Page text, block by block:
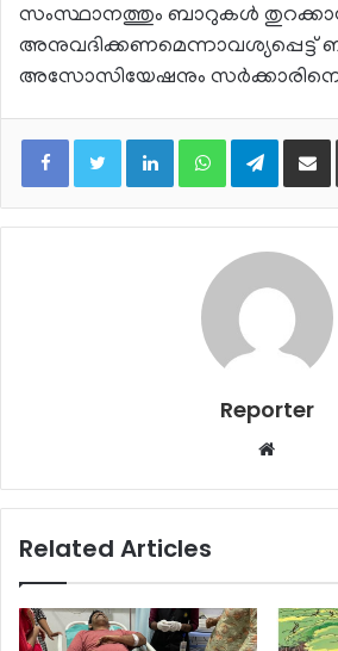
സംസ്ഥാനത്തും ബാറുകള്‍
അസോസിയേഷനും സര്‍ക്കാരിനെ
LinkedInWhatsApp
Reporter
Website
Related Articles